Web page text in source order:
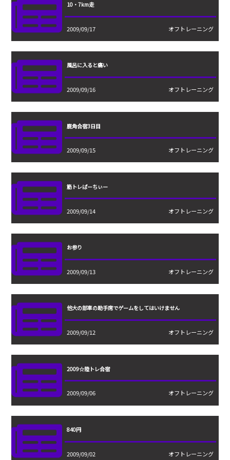
10・7km走
2009/09/17 オフトレーニング
風呂に入ると痛い
2009/09/16 オフトレーニング
鹿角合宿3日目
2009/09/15 オフトレーニング
筋トレぱーちぃー
2009/09/14 オフトレーニング
お参り
2009/09/13 オフトレーニング
他大の部車の助手席でゲームをしてはいけません
2009/09/12 オフトレーニング
2009☆陸トレ合宿
2009/09/06 オフトレーニング
840円
2009/09/02 オフトレーニング